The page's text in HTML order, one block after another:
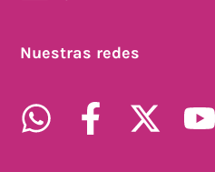
Nuestras redes